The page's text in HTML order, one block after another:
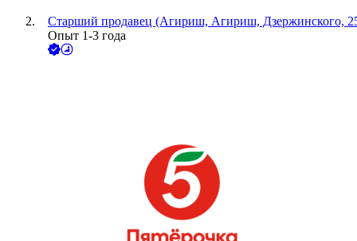
Старший продавец (Агириш, Агириш, Дзержинского,
Опыт 1-3 года